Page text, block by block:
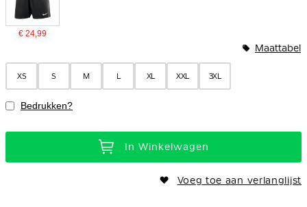
€ 24,99
XS S M L XL XXL 3XL
Maattabel
Bedrukken?
In Winkelwagen
Voeg toe aan verlanglijst